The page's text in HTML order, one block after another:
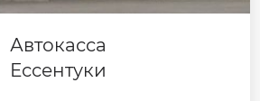
Автокасса
Ессентуки